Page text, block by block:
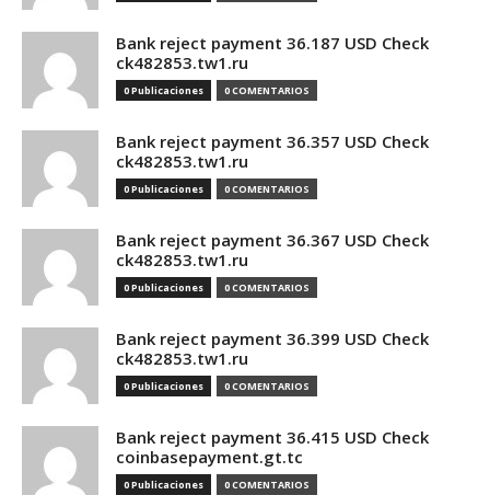
Bank reject payment 36.187 USD Check
ck482853.tw1.ru
0 Publicaciones 0 COMENTARIOS
Bank reject payment 36.357 USD Check
ck482853.tw1.ru
0 Publicaciones 0 COMENTARIOS
Bank reject payment 36.367 USD Check
ck482853.tw1.ru
0 Publicaciones 0 COMENTARIOS
Bank reject payment 36.399 USD Check
ck482853.tw1.ru
0 Publicaciones 0 COMENTARIOS
Bank reject payment 36.415 USD Check
coinbasepayment.gt.tc
0 Publicaciones 0 COMENTARIOS